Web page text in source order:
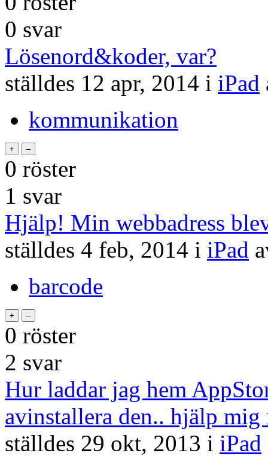
0 svar
Lösenord&koder, var?
ställdes 12 apr, 2014 i iPad
kommunikation
0 röster
1 svar
Hjälp! Min webbadress
ställdes 4 feb, 2014 i iPad
barcode
0 röster
2 svar
Hur laddar jag hem
avinstallera den.. hjälp
ställdes 29 okt, 2013 i iPad